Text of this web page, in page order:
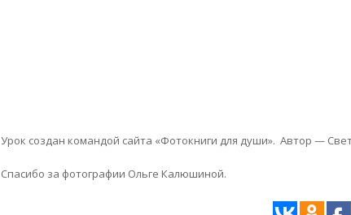
Урок создан командой сайта «Фотокниги для души». Автор —
Спасибо за фотографии Ольге Калюшиной.